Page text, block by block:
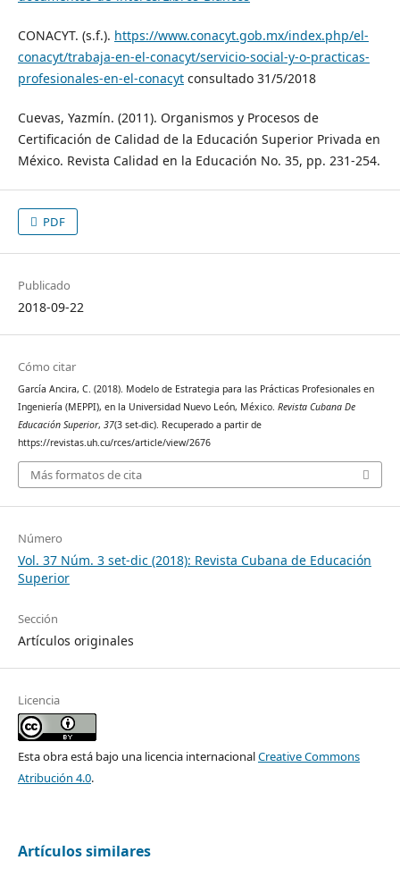
CONACYT. (s.f.). https://www.conacyt.gob.mx/index.php/el-
conacyt/trabaja-en-el-conacyt/servicio-social-y-o-practicas-
profesionales-en-el-conacytconsultado 31/5/2018
Cuevas, Yazmín. (2011). Organismos y Procesos de
Certificación de Calidad de la Educación Superior Privada en
México. Revista Calidad en la Educación No. 35, pp. 231-254.
PDF
Publicado
2018-09-22
Cómo citar
García Ancira, C. (2018). Modelo de Estrategia para las Prácticas Profesionales en
Ingeniería (MEPPI), en la Universidad Nuevo León, México. Revista Cubana De
Educación Superior, 37(3 set-dic). Recuperado a partir de
https://revistas.uh.cu/rces/article/view/2676
Más formatos de cita
Número
Vol. 37 Núm. 3 set-dic (2018): Revista Cubana de Educación
Superior
Sección
Artículos originales
Licencia
Esta obra está bajo una licencia internacionalCreative Commons
Atribución 4.0.
Artículos similares